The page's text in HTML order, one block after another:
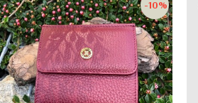
-10%